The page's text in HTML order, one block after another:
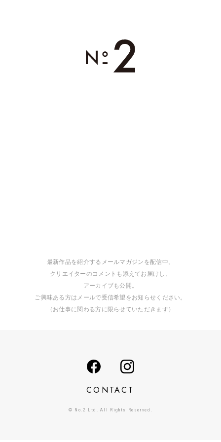
最新作品を紹介するメールマガジンを配信中。
クリエイターのコメントも添えてお届けし、
アーカイブも公開。
ご興味ある方はメールで受信希望をお知らせください。
（お仕事に関わる方に限らせていただきます）
CONTACT
© No.2 Ltd. All Rights Reserved.